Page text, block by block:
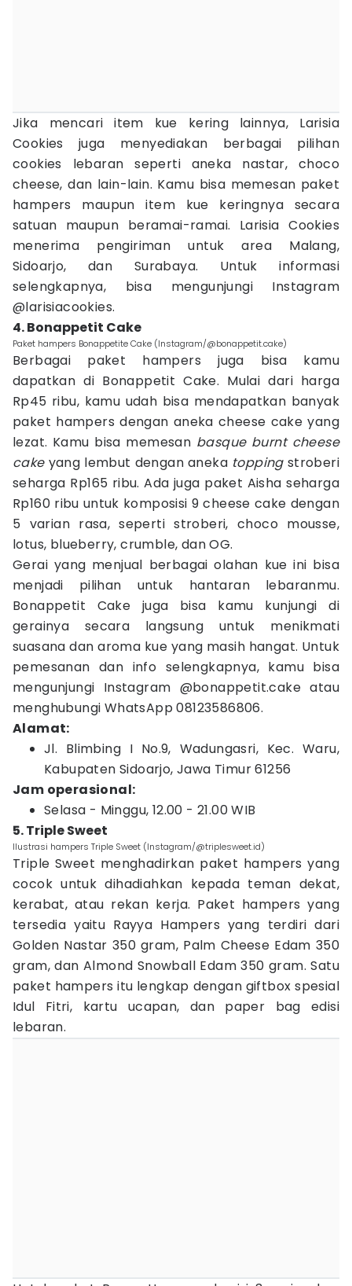
Jika mencari item kue kering lainnya, Larisia
Cookies juga menyediakan berbagai pilihan
cookies lebaran seperti aneka nastar, choco
cheese, dan lain-lain. Kamu bisa memesan paket
hampers maupun item kue keringnya secara
satuan maupun beramai-ramai. Larisia Cookies
menerima pengiriman untuk area Malang,
Sidoarjo, dan Surabaya. Untuk informasi
selengkapnya, bisa mengunjungi Instagram
@larisiacookies.
4. Bonappetit Cake
Paket hampers Bonappetite Cake (Instagram/@bonappetit.cake)
Berbagai paket hampers juga bisa kamu
dapatkan di Bonappetit Cake. Mulai dari harga
Rp45 ribu, kamu udah bisa mendapatkan banyak
paket hampers dengan aneka cheese cake yang
lezat. Kamu bisa memesan basque burnt cheese
cakeyang lembut dengan aneka toppingstroberi
seharga Rp165 ribu. Ada juga paket Aisha seharga
Rp160 ribu untuk komposisi 9 cheese cake dengan
5 varian rasa, seperti stroberi, choco mousse,
lotus, blueberry, crumble, dan OG.
Gerai yang menjual berbagai olahan kue ini bisa
menjadi pilihan untuk hantaran lebaranmu.
Bonappetit Cake juga bisa kamu kunjungi di
gerainya secara langsung untuk menikmati
suasana dan aroma kue yang masih hangat. Untuk
pemesanan dan info selengkapnya, kamu bisa
mengunjungi Instagram @bonappetit.cake atau
menghubungi WhatsApp 08123586806.
Alamat:
Jl. Blimbing I No.9, Wadungasri, Kec. Waru,
Kabupaten Sidoarjo, Jawa Timur 61256
Jam operasional:
Selasa - Minggu, 12.00 - 21.00 WIB
5. Triple Sweet
Ilustrasi hampers Triple Sweet (Instagram/@triplesweet.id)
Triple Sweet menghadirkan paket hampers yang
cocok untuk dihadiahkan kepada teman dekat,
kerabat, atau rekan kerja. Paket hampers yang
tersedia yaitu Rayya Hampers yang terdiri dari
Golden Nastar 350 gram, Palm Cheese Edam 350
gram, dan Almond Snowball Edam 350 gram. Satu
paket hampers itu lengkap dengan giftbox spesial
Idul Fitri, kartu ucapan, dan paper bag edisi
lebaran.